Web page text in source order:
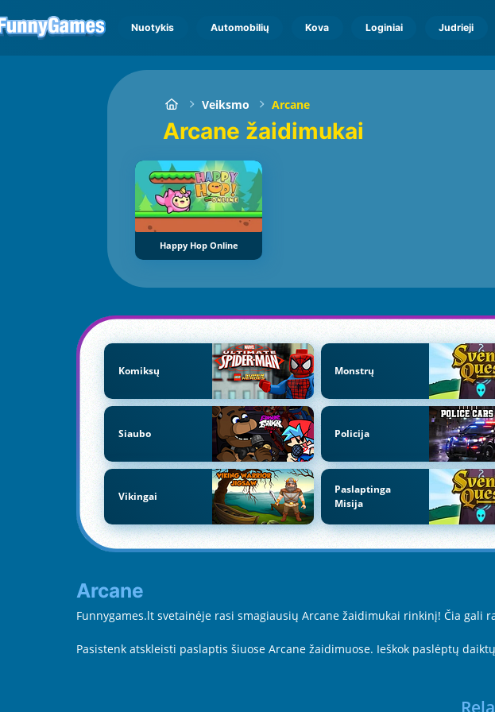
Nuotykis Automobilių Kova Loginiai Judrieji
Veiksmo Arcane
Arcane žaidimukai
Happy Hop Online
Komiksų Monstrų
Siaubo Policija
Vikingai
Paslaptinga
Misija
Arcane
Funnygames.lt svetainėje rasi smagiausių Arcane žaidimukai rinkinį! Čia gali
Pasistenk atskleisti paslaptis šiuose Arcane žaidimuose. Ieškok paslėptų